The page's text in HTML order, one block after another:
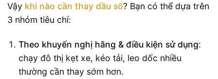
Vậy khi nào cần thay dầu số? Bạn có thể dựa trên
3 nhóm tiêu chí:
Theo khuyến nghị hãng & điều kiện sử dụng:
chạy đô thị kẹt xe, kéo tải, leo dốc nhiều
thường cần thay sớm hơn.